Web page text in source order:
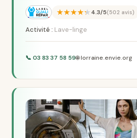
★★★★★4.3/5(502 avis)
Activité : Lave-linge
📞 03 83 37 58 59🌐 lorraine.envie.org